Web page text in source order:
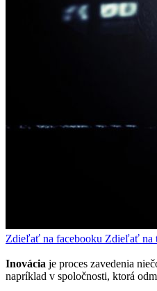
Zdieľať na facebooku Zdieľať na
Inovácia je proces zavedenia
napríklad v spoločnosti, ktorá